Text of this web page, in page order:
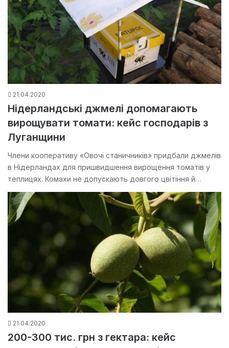
21.04.2020
Нідерландські джмелі допомагають
вирощувати томати: кейс господарів з
Луганщини
Члени кооперативу «Овочі станичників» придбали джмелів
в Нідерландах для пришвидшення вирощення томатів у
теплицях. Комахи не допускають довгого цвітіння й…
21.04.2020
200-300 тис. грн з гектара: кейс